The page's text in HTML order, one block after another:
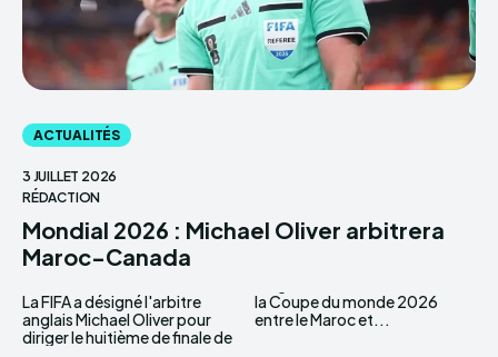
ACTUALITÉS
3 JUILLET 2026
RÉDACTION
Mondial 2026 : Michael Oliver arbitrera
Maroc-Canada
La FIFA a désigné l'arbitre
anglais Michael Oliver pour
diriger le huitième de finale de
la Coupe du monde 2026
entre le Maroc et...